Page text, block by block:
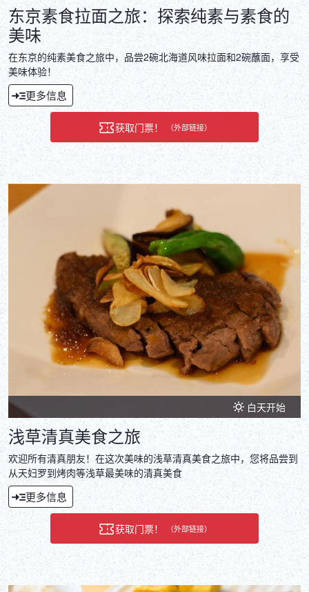
东京素食拉面之旅：探索纯素与素食的
美味
在东京的纯素美食之旅中，品尝2碗北海道风味拉面和2碗蘸面，享受
美味体验！
更多信息
获取门票！ （外部链接）
白天开始
浅草清真美食之旅
欢迎所有清真朋友！在这次美味的浅草清真美食之旅中，您将品尝到
从天妇罗到烤肉等浅草最美味的清真美食
更多信息
获取门票！ （外部链接）